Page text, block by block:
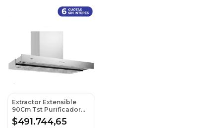
Extractor Extensible
90Cm Tst Purificador
Cocina
$491.744,65